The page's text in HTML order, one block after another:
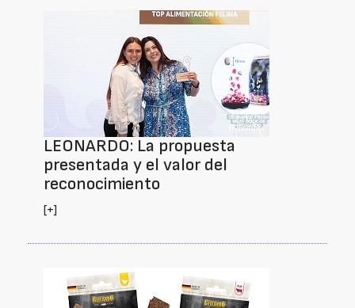
LEONARDO: La propuesta
presentada y el valor del
reconocimiento
[+]